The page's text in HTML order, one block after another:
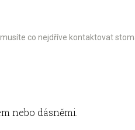
co nejdříve kontaktovat
nebo dásněmi.